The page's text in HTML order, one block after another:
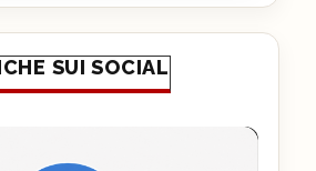
SUI SOCIAL